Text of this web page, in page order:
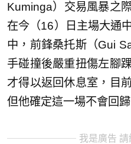
Kuminga）交易風暴之
在今（16）日主場大通
中，前鋒桑托斯（Gui
手碰撞後嚴重扭傷左腳
才得以返回休息室，目
但他確定這一場不會回歸
我是廣告